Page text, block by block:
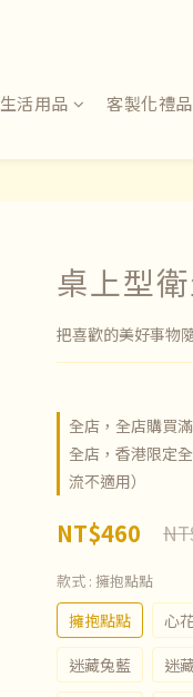
生活用品 客製化禮品
桌上型
把喜歡的美好事物
全店，全店購買
全店，香港限定
流不適用）
NT$460
款式 : 擁抱點點
擁抱點點 心
迷藏兔藍
迷